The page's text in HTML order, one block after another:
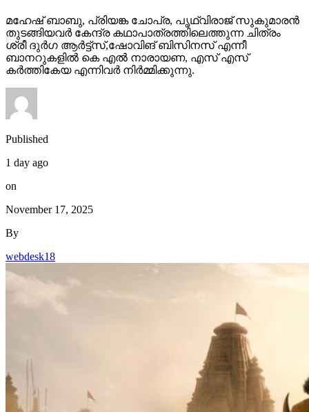
മഹേഷ് ബാബു, പ്രിയങ്ക ചോപ്ര, പൃഥ്വിരാജ് സുകുമാരൻ
തുടങ്ങിയവർ കേന്ദ്ര കഥാപാത്രത്തിലെത്തുന്ന ചിത്രം
ശ്രീ ദുർഗ ആർട്ട്സ്,ഷോവിങ് ബിസിനസ് എന്നീ
ബാനറുകളിൽ കെ എൽ നാരായണ, എസ് എസ്
കർത്തികേയ എന്നിവർ നിർമ്മിക്കുന്നു.
Published
1 day ago
on
November 17, 2025
By
webdesk18